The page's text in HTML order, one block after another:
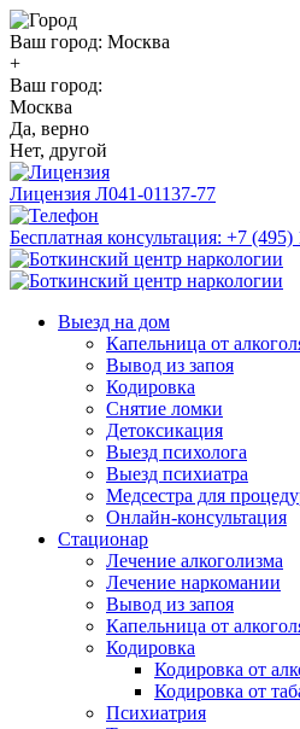
Ваш город: Москва
+
Ваш город:
Москва
Да, верно
Нет, другой
Лицензия Л041-01137-77
Бесплатная консультация: +7 (495)
Выезд на дом
Капельница от
Вывод из запоя
Кодировка
Снятие ломки
Детоксикация
Выезд психолога
Выезд психиатра
Медсестра для
Онлайн-консультация
Стационар
Лечение алкоголизма
Лечение наркомании
Вывод из запоя
Капельница от
Кодировка
Кодировка от
Кодировка от
Психиатрия